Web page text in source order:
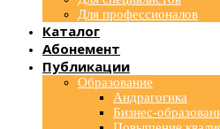
Для профессионалов
Каталог
Абонемент
Публикации
Образование
Андрагогика
Бизнес-